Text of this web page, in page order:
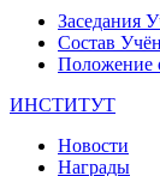
Заседания
Состав
Положение
ИНСТИТУТ
Новости
Награды